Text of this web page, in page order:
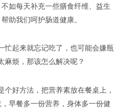
如每天补充一些膳食纤维、益生
助我们呵护肠道健康。
忙起来就忘记吃了，也可能会嫌瓶
麻烦，那该怎么解决呢？
个好方法，把营养素放在餐桌上，
早餐多一份营养，身体多一份健